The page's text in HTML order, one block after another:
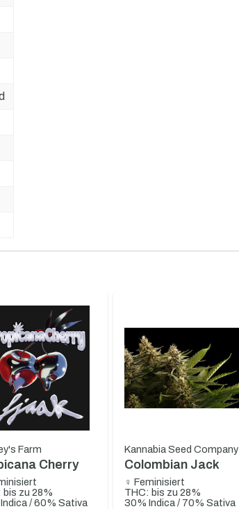
Farm
Cherry
bis zu 28%
/ 60% Sativa
Kannabia Seed Company
Colombian Jack
♀ Feminisiert
THC: bis zu 28%
30% Indica / 70% Sativa